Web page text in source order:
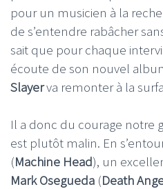
pour un musicien à la
de s’entendre rabâcher
sait que pour chaque
écoute de son nouvel
Slayerva remonter à la
Il a donc du courage notre
est plutôt malin. En
(Machine Head), un
Mark Osegueda (Death